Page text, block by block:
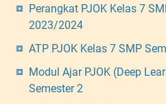
Perangkat PJOK Kelas 7
2023/2024
ATP PJOK Kelas 7 SMP
Modul Ajar PJOK (Deep
Semester 2